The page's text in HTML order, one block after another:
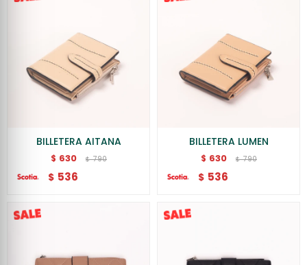
BILLETERA AITANA
$ 630 $ 790
$ 536
BILLETERA LUMEN
$ 630 $ 790
$ 536